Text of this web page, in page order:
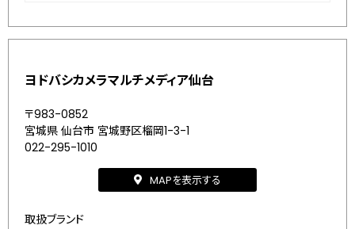
ヨドバシカメラマルチメディア仙台
〒983-0852
宮城県 仙台市 宮城野区榴岡1-3-1
022-295-1010
MAPを表示する
取扱ブランド